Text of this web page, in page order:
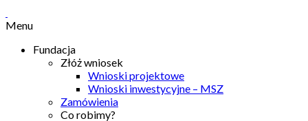
Menu
Fundacja
Złóż wniosek
Wnioski projektowe
Wnioski inwestycyjne – MSZ
Zamówienia
Co robimy?